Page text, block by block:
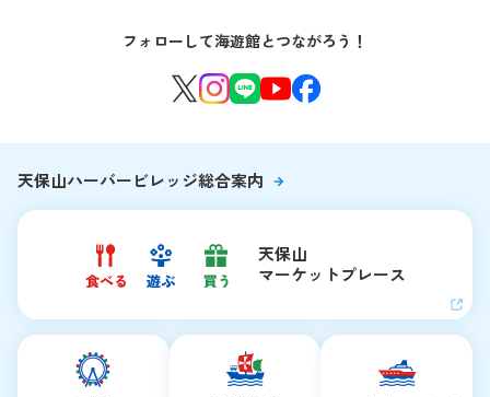
よくある質問・お問い合わせ
音声ガイド / 海遊館探検隊 すたんぷノート
生きものたちのお食事タイム
環境保全への取り組みフォローして海遊館とつながろう！
天保山ハーバービレッジ総合案内
天保山
マーケットプレース